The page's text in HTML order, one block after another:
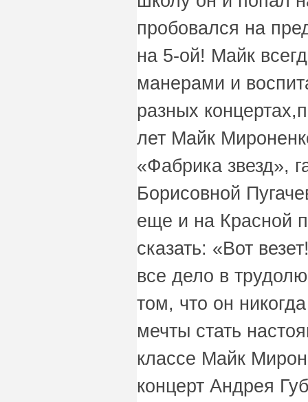
пробовался на
на 5-ой! Майк
манерами и
разных
лет Майк
«Фабрика звезд»,
Борисовной
еще и на Красной
сказать: «Вот
все дело в
том, что он
мечты стать
классе Майк
концерт Андрея